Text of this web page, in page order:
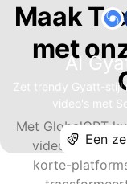
AI
Zet trendy Gyatt-stijl
video's met
Maak
met
Met GlobalGPT
video's maken
korte-